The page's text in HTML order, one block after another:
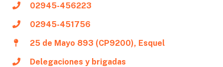
02945-456223
02945-451756
25 de Mayo 893 (CP9200), Esquel
Delegaciones y brigadas